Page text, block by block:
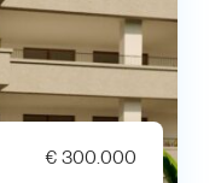
€ 300.000